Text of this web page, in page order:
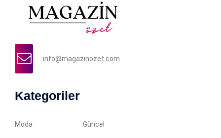
info@magazinozet.com
Kategoriler
Moda Güncel